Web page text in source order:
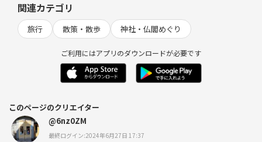
関連カテゴリ
旅行 散策・散歩 神社・仏閣めぐり
ご利用にはアプリのダウンロードが必要です
このページのクリエイター
@6nz0ZM
最終ログイン:2024年6月27日 17:37